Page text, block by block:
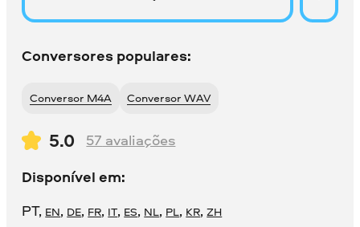
Conversores populares:
Conversor M4A Conversor WAV
5.0 57 avaliações
Disponível em:
PT, EN, DE, FR, IT, ES, NL, PL, KR,ZH